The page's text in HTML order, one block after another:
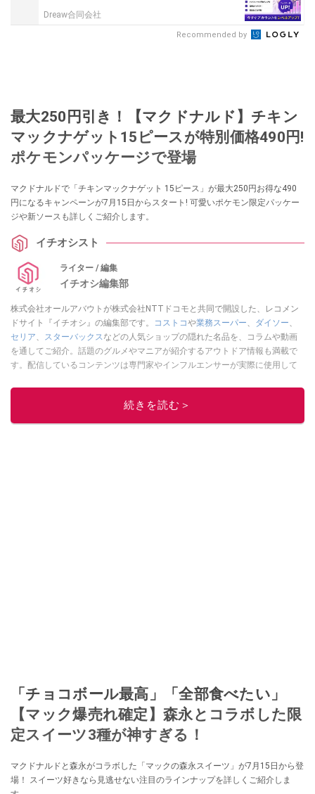
Dreaw合同会社
Recommended by
最大250円引き！【マクドナルド】チキン
マックナゲット15ピースが特別価格490円!
ポケモンパッケージで登場
マクドナルドで「チキンマックナゲット 15ピース」が最大250円お得な490
円になるキャンペーンが7月15日からスタート! 可愛いポケモン限定パッケー
ジや新ソースも詳しくご紹介します。
イチオシスト
ライター / 編集
イチオシ編集部
株式会社オールアバウトが株式会社NTTドコモと共同で開設した、レコメン
ドサイト『イチオシ』の編集部です。
コストコや業務スーパー ダイソー
セリア
スターバックス などの人気ショップの隠れた名品を、コラムや動画
を通してご紹介。話題のグルメやマニアが紹介するアウトドア情報も満載で
す。配信しているコンテンツは専門家やインフルエンサーが実際に使用して
ニュースでフォロー
続きを読む＞
「チョコボール最高」「全部食べたい」
【マック爆売れ確定】森永とコラボした限
定スイーツ3種が神すぎる！
マクドナルドと森永がコラボした「マックの森永スイーツ」が7月15日から登
場！ スイーツ好きなら見逃せない注目のラインナップを詳しくご紹介しま